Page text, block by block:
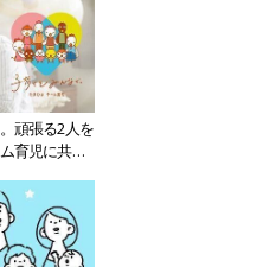
頑張る2人を
育児に共感